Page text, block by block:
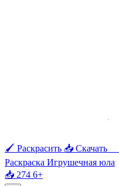
🖌 Раскрасить 📥 Скачать
Раскраска Игрушечная юла
📥 274 6+